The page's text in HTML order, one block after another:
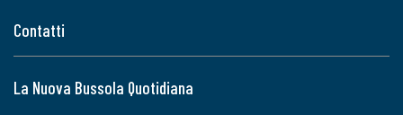
Contatti
La Nuova Bussola Quotidiana